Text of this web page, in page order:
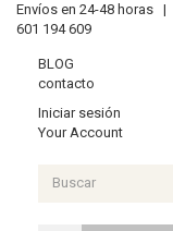
Envíos en 24-48 horas |
601 194 609
BLOG
contacto
Iniciar sesión
Your Account